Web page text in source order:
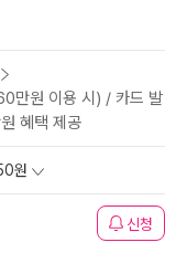
만원 이용 시) / 카드 발
혜택 제공
원
신청